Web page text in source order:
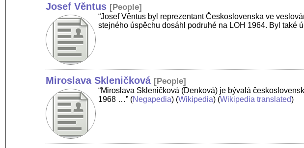
Josef Věntus [People]
“Josef Věntus byl reprezentant Československa ve
stejného úspěchu dosáhl podruhé na LOH 1964. Byl také
Miroslava Skleničková [People]
“Miroslava Skleničková (Denková) je bývalá
1968 …” (Negapedia) (Wikipedia) (Wikipedia translated)